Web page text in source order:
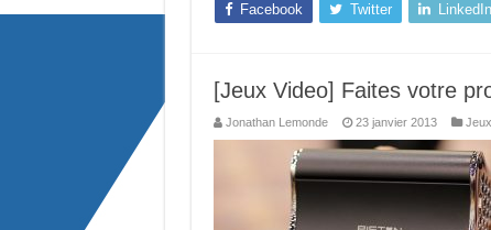
Facebook Twitter LinkedIn
[Jeux Video] Faites votre
Jonathan Lemonde 23 janvier 2013